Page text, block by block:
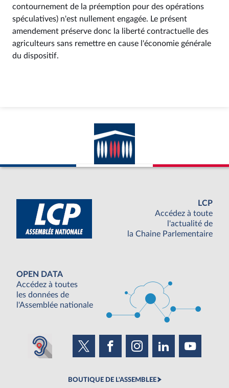
contournement de la préemption pour des opérations
spéculatives) n'est nullement engagée. Le présent
amendement préserve donc la liberté contractuelle des
agriculteurs sans remettre en cause l'économie générale
du dispositif.
LCP
Accédez à toute
l'actualité de
la Chaine Parlementaire
OPEN DATA
Accédez à toutes
les données de
l'Assemblée nationale
BOUTIQUE DE L'ASSEMBLEE